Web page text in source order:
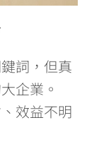
詞，但真
企業。
效益不明